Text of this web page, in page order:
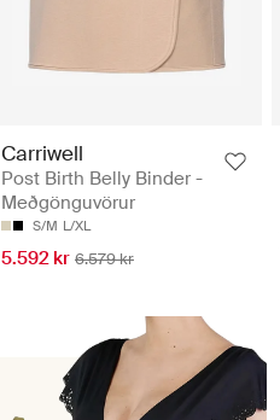
Carriwell
Post Birth Belly Binder -
Meðgönguvörur
S/M L/XL
5.592 kr 6.579 kr